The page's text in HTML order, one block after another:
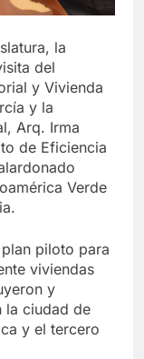
la
del
y Vivienda
y la
Arq. Irma
de Eficiencia
Verde
piloto para
viviendas
y
la ciudad de
y el tercero